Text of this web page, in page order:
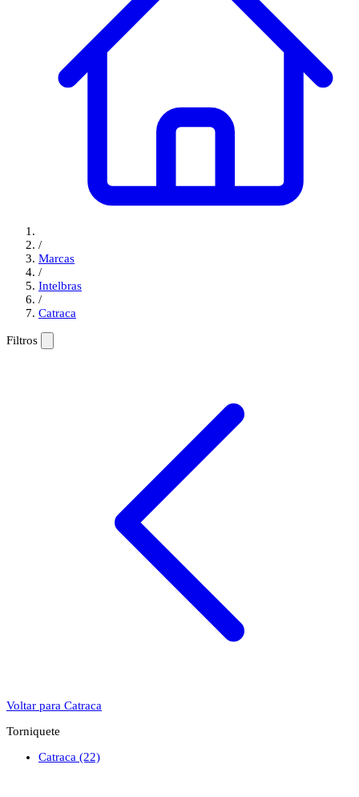
/
Marcas
/
Intelbras
/
Catraca
Filtros
Voltar para Catraca
Torniquete
Catraca (22)